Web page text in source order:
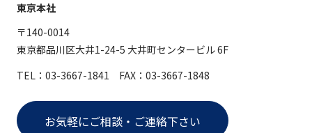
東京本社
〒140-0014
東京都品川区大井1-24-5 大井町センタービル 6F
TEL：03-3667-1841 FAX：03-3667-1848
お気軽にご相談・ご連絡下さい